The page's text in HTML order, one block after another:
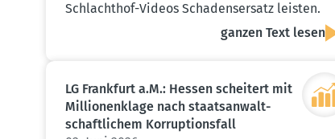
Schlachthof-Videos Schadensersatz leisten.
ganzen Text lesen
LG Frankfurt a.M.: Hessen scheitert mit
Millio­nen­klage nach staats­an­walt­
schaft­lichem Korrup­ti­onsfall